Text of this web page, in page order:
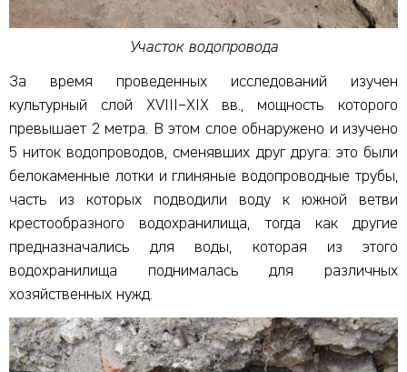
Участок водопровода
За время проведенных исследований изучен
культурный слой XVIII–XIX вв., мощность которого
превышает 2 метра. В этом слое обнаружено и изучено
5 ниток водопроводов, сменявших друг друга: это были
белокаменные лотки и глиняные водопроводные трубы,
часть из которых подводили воду к южной ветви
крестообразного водохранилища, тогда как другие
предназначались для воды, которая из этого
водохранилища поднималась для различных
хозяйственных нужд.